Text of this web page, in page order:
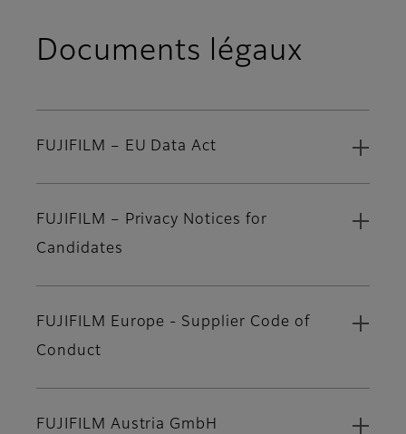
Documents légaux
FUJIFILM – EU Data Act
FUJIFILM – Privacy Notices for
Candidates
FUJIFILM Europe - Supplier Code of
Conduct
FUJIFILM Austria GmbH